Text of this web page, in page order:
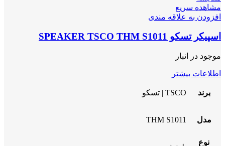
مشاهده سریع
افزودن به علاقه مندی
اسپیکر تسکو SPEAKER TSCO THM S1011
موجود در انبار
اطلاعات بیشتر
برند TSCO | تسکو
مدل THM S1011
نوع